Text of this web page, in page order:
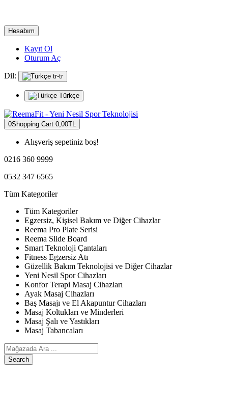
Hesabım
Kayıt Ol
Oturum Aç
Dil: tr-tr
Türkçe
0Shopping Cart 0,00TL
Alışveriş sepetiniz boş!
0216 360 9999
0532 347 6565
Tüm Kategoriler
Tüm Kategoriler
Egzersiz, Kişisel Bakım ve Diğer Cihazlar
Reema Pro Plate Serisi
Reema Slide Board
Smart Teknoloji Çantaları
Fitness Egzersiz Atı
Güzellik Bakım Teknolojisi ve Diğer Cihazlar
Yeni Nesil Spor Cihazları
Konfor Terapi Masaj Cihazları
Ayak Masaj Cihazları
Baş Masajı ve El Akapuntur Cihazları
Masaj Koltukları ve Minderleri
Masaj Şalı ve Yastıkları
Masaj Tabancaları
Search